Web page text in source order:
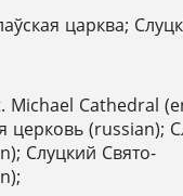
царква;
Michael Cathedral
церковь (russian);
Слуцкий Свято-